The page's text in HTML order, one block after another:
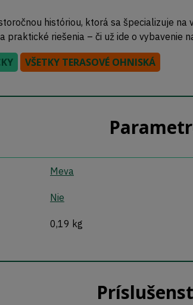
históriou, ktorá sa špecializuje
praktické riešenia – či už ide o vybavenie
VŠETKY TERASOVÉ OHNISKÁ
Meva
Nie
0,19 kg